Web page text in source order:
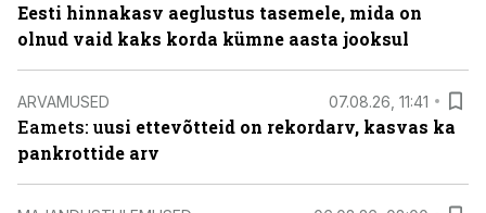
Eesti hinnakasv aeglustus tasemele, mida on
olnud vaid kaks korda kümne aasta jooksul
ARVAMUSED 07.08.26, 11:41
Eamets: uusi ettevõtteid on rekordarv, kasvas ka
pankrottide arv